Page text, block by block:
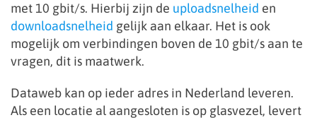
met 10 gbit/s. Hierbij zijn de uploadsnelheid en
downloadsnelheid gelijk aan elkaar. Het is ook
mogelijk om verbindingen boven de 10 gbit/s aan te
vragen, dit is maatwerk.
Dataweb kan op ieder adres in Nederland leveren.
Als een locatie al aangesloten is op glasvezel, levert